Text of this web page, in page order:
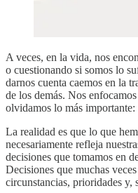
A veces, en la vida, nos
o cuestionando si somos lo
darnos cuenta caemos en la
de los demás. Nos
olvidamos lo más importante:
La realidad es que lo que
necesariamente refleja
decisiones que tomamos en
Decisiones que muchas
circunstancias, prioridades y,